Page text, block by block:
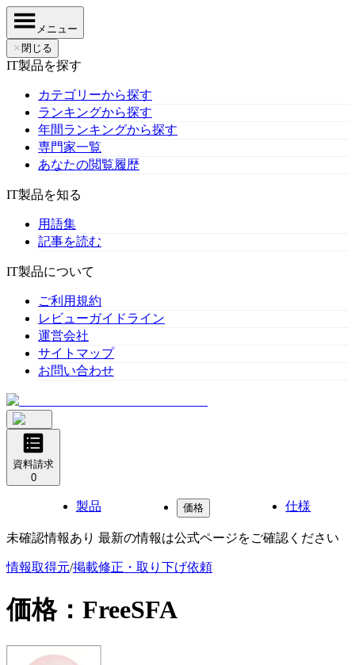
メニュー
✕ 閉じる
IT製品を探す
カテゴリーから探す
ランキングから探す
年間ランキングから探す
専門家一覧
あなたの閲覧履歴
IT製品を知る
用語集
記事を読む
IT製品について
ご利用規約
レビューガイドライン
運営会社
サイトマップ
お問い合わせ
資料請求
0
製品 価格 仕様
未確認情報あり 最新の情報は公式ページをご確認ください
情報取得元/掲載修正・取り下げ依頼
価格： FreeSFA